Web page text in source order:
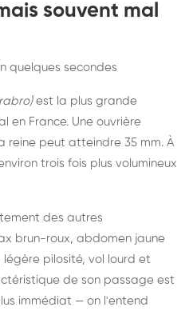
souvent mal
quelques secondes
est la plus grande
en France. Une ouvrière
reine peut atteindre 35 mm. À
trois fois plus volumineux
des autres
brun-roux, abdomen jaune
pilosité, vol lourd et
de son passage est
immédiat — on l'entend